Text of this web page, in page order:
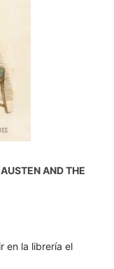
AND THE
en la librería el